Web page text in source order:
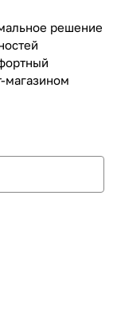
решение
магазином